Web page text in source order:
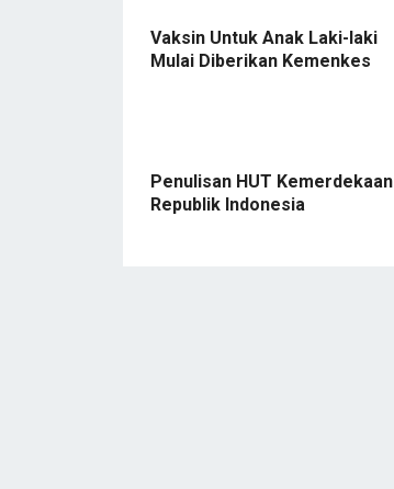
Vaksin Untuk Anak Laki-laki
Mulai Diberikan Kemenkes
Penulisan HUT Kemerdekaan
Republik Indonesia